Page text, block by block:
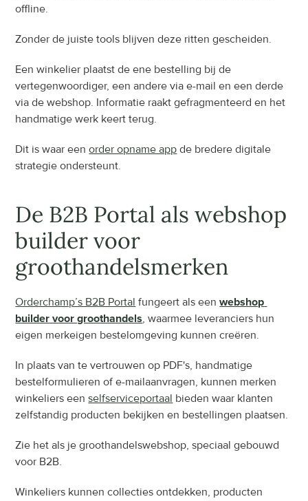
offline.
Zonder de juiste tools blijven deze ritten gescheiden.
Een winkelier plaatst de ene bestelling bij de
vertegenwoordiger, een andere via e-mail en een derde
via de webshop. Informatie raakt gefragmenteerd en het
handmatige werk keert terug.
Dit is waar een order opname app de bredere digitale
strategie ondersteunt.
De B2B Portal als webshop
builder voor
groothandelsmerken
Orderchamp’s B2B Portal fungeert als een webshop
builder voor groothandels, waarmee leveranciers hun
eigen merkeigen bestelomgeving kunnen creëren.
In plaats van te vertrouwen op PDF's, handmatige
bestelformulieren of e-mailaanvragen, kunnen merken
winkeliers een selfserviceportaal bieden waar klanten
zelfstandig producten bekijken en bestellingen plaatsen.
Zie het als je groothandelswebshop, speciaal gebouwd
voor B2B.
Winkeliers kunnen collecties ontdekken, producten